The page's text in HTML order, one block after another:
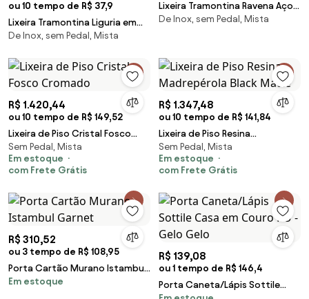
ou 10 tempo de R$ 37,9
Lixeira Tramontina Liguria em
Aço Inox Acetinado 70 Litros
De Inox, sem Pedal, Mista
Lixeira Tramontina Ravena Aço
Inox 4 L + 4 L
De Inox, sem Pedal, Mista
R$ 1.420,44
ou 10 tempo de R$ 149,52
Lixeira de Piso Cristal Fosco
Cromado
Sem Pedal, Mista
Em estoque
com Frete Grátis
R$ 1.347,48
ou 10 tempo de R$ 141,84
Lixeira de Piso Resina
Madrepérola Black Matte
Sem Pedal, Mista
Em estoque
com Frete Grátis
R$ 310,52
ou 3 tempo de R$ 108,95
Porta Cartão Murano Istambul
Garnet
Em estoque
R$ 139,08
ou 1 tempo de R$ 146,4
Porta Caneta/Lápis Sottile